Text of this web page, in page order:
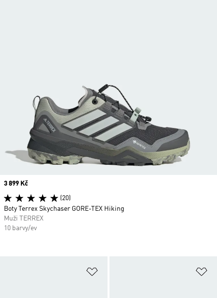
Price
3 899 Kč
(20)
Boty Terrex Skychaser GORE-TEX Hiking
Muži TERREX
10 barvy/ev